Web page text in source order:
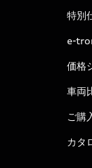
特別
e-
価格
車両
ご購
カタ